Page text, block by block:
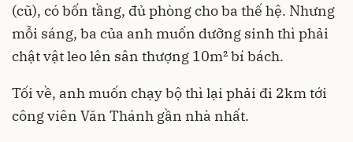
(cũ), có bốn tầng, đủ phòng cho ba thế hệ. Nhưng
mỗi sáng, ba của anh muốn dưỡng sinh thì phải
chật vật leo lên sân thượng 10m² bí bách.
Tối về, anh muốn chạy bộ thì lại phải đi 2km tới
công viên Văn Thánh gần nhà nhất.